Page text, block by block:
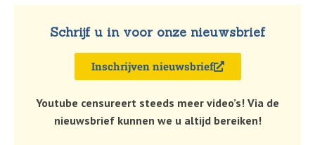
Schrijf u in voor onze nieuwsbrief
Inschrijven nieuwsbrief
Youtube censureert steeds meer video’s! Via de
nieuwsbrief kunnen we u altijd bereiken!